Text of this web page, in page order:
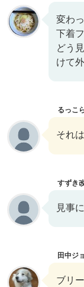
変わ
下着
どう
けて
るっこ
それ
すずき
見事
田中ジ
ブリ